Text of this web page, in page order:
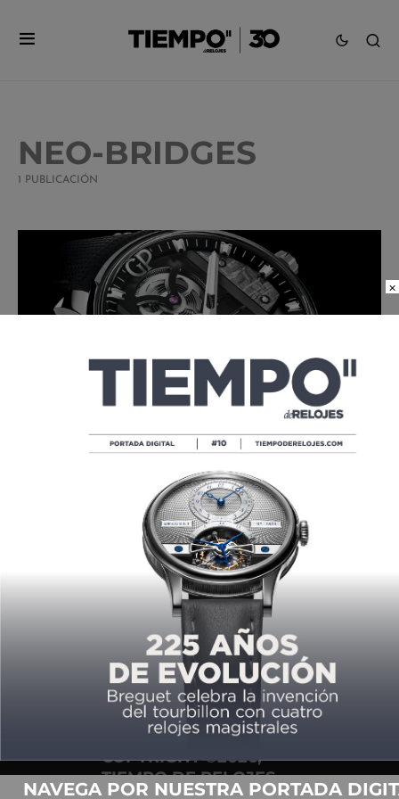
NEO-BRIDGES
1 PUBLICACIÓN
GIRARD-PERREGAUX PONE SU MEJOR
MOVIMIENTO EN ÓRBITA
03/14/2024
COPYRIGHT ©2026,
TIEMPO DE RELOJES.
×
NAVEGA POR NUESTRA PORTADA